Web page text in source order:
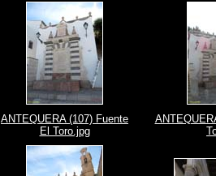
ANTEQUERA (107) Fuente
El Toro.jpg